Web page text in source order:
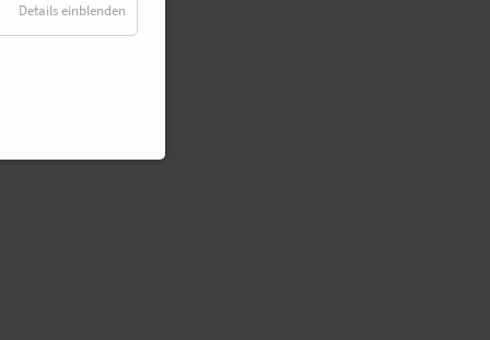
Details einblenden